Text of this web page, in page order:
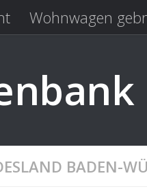
Wohnwagen
BADEN-